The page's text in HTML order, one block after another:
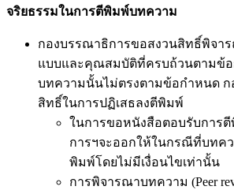
จริยธรรมในการตีพิมพ์บทความ
กองบรรณาธิการขอสงวนสิทธิ์พิจา
แบบและคุณสมบัติที่ครบถ้วนตามข้อ
บทความนั้นไม่ตรงตามข้อกำหนด ก
สิทธิ์ในการปฏิเสธลงตีพิมพ์
ในการขอหนังสือตอบรับการ
การฯจะออกให้ในกรณีที่บทค
พิมพ์โดยไม่มีเงื่อนไขเท่านั้น
การพิจารณาบทความ (Peer